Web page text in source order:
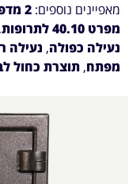
מאפיינים נוספים: 2 מדפים פנימיים
מפרט 40.10 לתרופות
,
נעילה כפולה, נעילה
מפתח, תוצרת כחול